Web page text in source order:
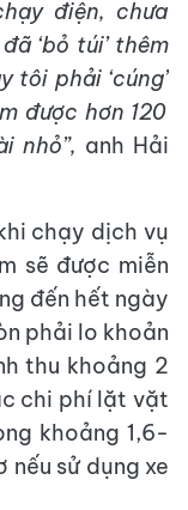
điện, chưa
‘bỏ túi’ thêm
tôi phải ‘cúng’
được hơn 120
nhỏ”, anh Hải
chạy dịch vụ
sẽ được miễn
đến hết ngày
phải lo khoản
thu khoảng 2
chi phí lặt vặt
khoảng 1,6-
sử dụng xe